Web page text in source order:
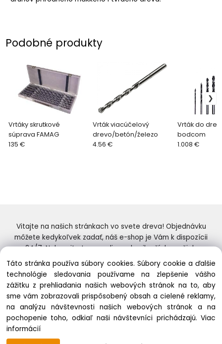
Podobné produkty
Vrtáky skrutkové
súprava FAMAG
135 €
Vrták viacúčelový
drevo/betón/železo
4.56 €
Vrták do
bodcom
1.008 €
Vitajte na našich stránkach vo svete dreva! Objednávku
môžete kedykoľvek zadať, náš e-shop je Vám k dispozícii
24/7. Nakupujte tovar online od najlepších značiek.
Skvelý výber a ceny. Tiež si nenechajte ujsť naše
prebiehajúce ponuky! Prajeme Vám príjemné nakupovanie.
Zmeniť nastavenia cookies
Táto stránka používa súbory cookies. Súbory cookie a ďalšie
technológie sledovania používame na zlepšenie vášho
zážitku z prehliadania našich webových stránok na to, aby
sme vám zobrazovali prispôsobený obsah a cielené reklamy,
na analýzu návštevnosti našich webových stránok a na
pochopenie toho, odkiaľ naši návštevníci prichádzajú.Viac
informácií